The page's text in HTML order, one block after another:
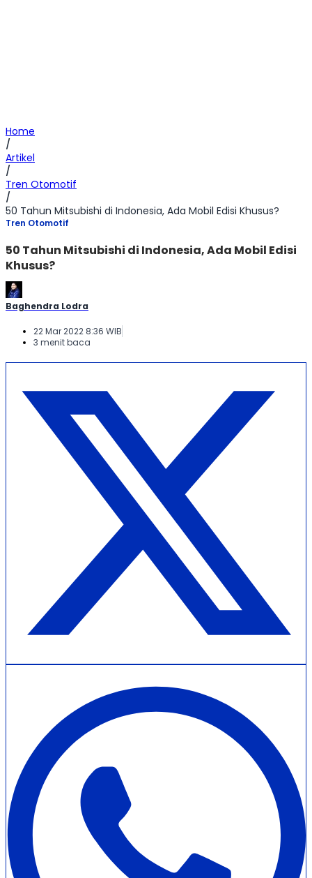
Home
/
Artikel
/
Tren Otomotif
/
50 Tahun Mitsubishi di Indonesia, Ada Mobil Edisi Khusus?
Tren Otomotif
50 Tahun Mitsubishi di Indonesia, Ada Mobil Edisi
Khusus?
Baghendra Lodra
22 Mar 2022 8:36 WIB
3 menit baca